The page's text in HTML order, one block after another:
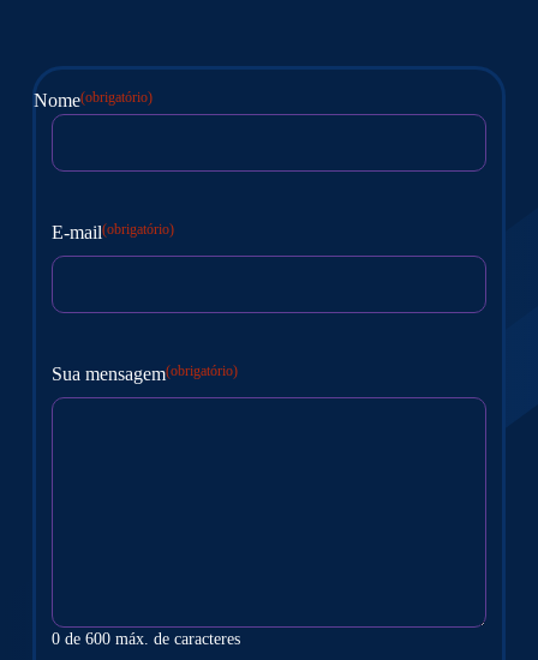
Nome(obrigatório)
E-mail(obrigatório)
Sua mensagem(obrigatório)
0 de 600 máx. de caracteres